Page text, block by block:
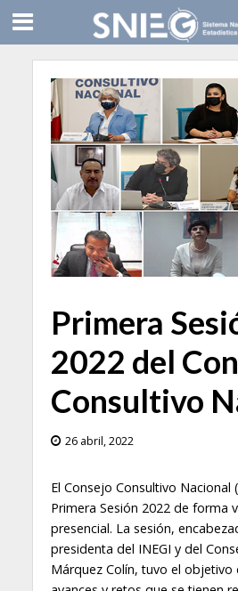
Primera
2022 del
Consultivo
26 abril, 2022
El Consejo Consultivo Nacional
Primera Sesión 2022 de forma
presencial. La sesión,
presidenta del INEGI y del
Márquez Colín, tuvo el objetivo